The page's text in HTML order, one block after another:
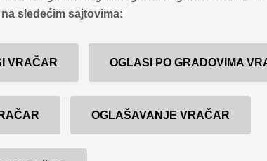
sledećim sajtovima:
VRAČAR OGLASI PO GRADOVIMA
OGLAŠAVANJE VRAČAR